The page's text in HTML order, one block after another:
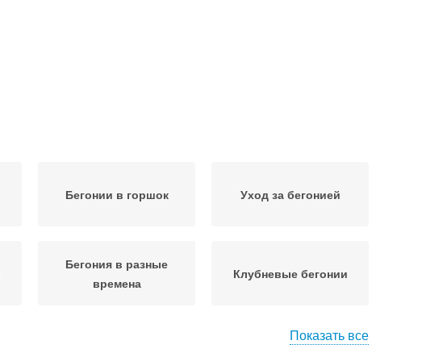
Бегонии в горшок Уход за бегонией
Бегония в разные
времена
Клубневые бегонии
Бегонии в домашних
Показать все